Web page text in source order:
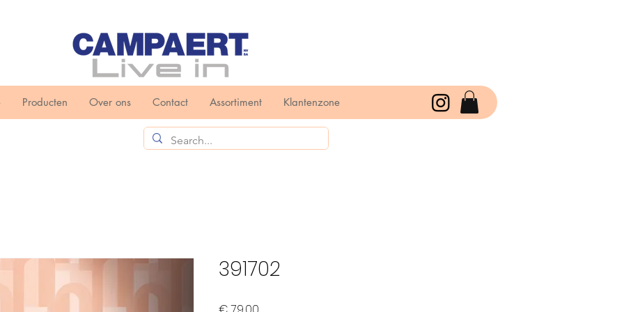
Producten Over ons Contact Assortiment Klantenzone
391702